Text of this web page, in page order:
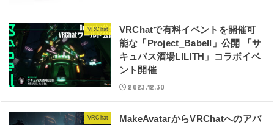
VRChat
VRChatで有料イベントを開催可
能な「Project_Babell」公開 「サ
キュバス酒場LILITH」コラボイベ
ント開催
2023.12.30
VRChat
MakeAvatarからVRChatへのアバ